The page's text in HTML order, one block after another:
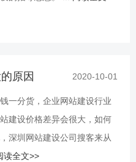
原因 2020-10-01
一分货，企业网站建设行业
建设价格差异会很大，如何
深圳网站建设公司搜客来从
读全文>>